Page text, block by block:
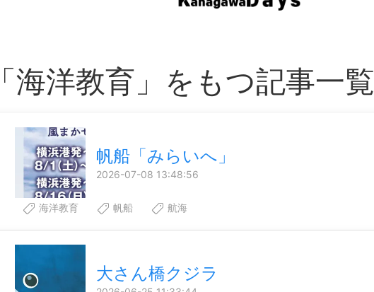
「海洋教育」をもつ記事一覧
帆船「みらいへ」
2026-07-08 13:48:56
海洋教育 帆船 航海
大さん橋クジラ